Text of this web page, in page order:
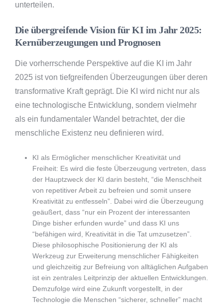
unterteilen.
Die übergreifende Vision für KI im Jahr 2025:
Kernüberzeugungen und Prognosen
Die vorherrschende Perspektive auf die KI im Jahr
2025 ist von tiefgreifenden Überzeugungen über deren
transformative Kraft geprägt. Die KI wird nicht nur als
eine technologische Entwicklung, sondern vielmehr
als ein fundamentaler Wandel betrachtet, der die
menschliche Existenz neu definieren wird.
KI als Ermöglicher menschlicher Kreativität und
Freiheit: Es wird die feste Überzeugung vertreten, dass
der Hauptzweck der KI darin besteht, “die Menschheit
von repetitiver Arbeit zu befreien und somit unsere
Kreativität zu entfesseln”. Dabei wird die Überzeugung
geäußert, dass “nur ein Prozent der interessanten
Dinge bisher erfunden wurde” und dass KI uns
“befähigen wird, Kreativität in die Tat umzusetzen”.
Diese philosophische Positionierung der KI als
Werkzeug zur Erweiterung menschlicher Fähigkeiten
und gleichzeitig zur Befreiung von alltäglichen Aufgaben
ist ein zentrales Leitprinzip der aktuellen Entwicklungen.
Demzufolge wird eine Zukunft vorgestellt, in der
Technologie die Menschen “sicherer, schneller” macht